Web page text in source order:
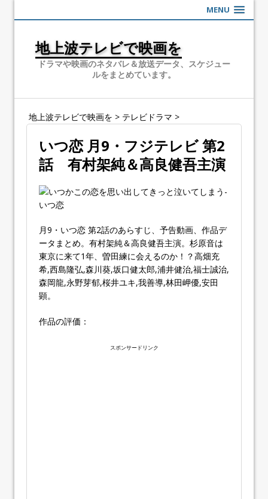
MENU
地上波テレビで映画を
ドラマや映画のネタバレ＆放送データ、スケジュー
ルをまとめています。
地上波テレビで映画を > テレビドラマ >
いつ恋 月9・フジテレビ 第2
話 有村架純＆高良健吾主演
月9・いつ恋 第2話のあらすじ、予告動画、作品デ
ータまとめ。有村架純＆高良健吾主演。杉原音は
東京に来て1年、曽田練に会えるのか！？高畑充
希,西島隆弘,森川葵,坂口健太郎,浦井健治,福士誠治,
森岡龍,永野芽郁,桜井ユキ,我善導,林田岬優,安田
顕。
作品の評価：
スポンサードリンク